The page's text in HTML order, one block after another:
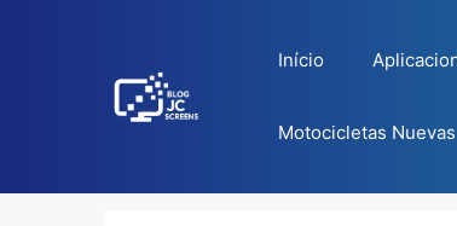
Início
Motocicletas Nuevas